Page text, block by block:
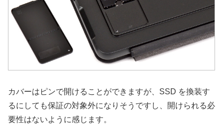
カバーはピンで開けることができますが、SSD を換装す
るにしても保証の対象外になりそうですし、開けられる必
要性はないように感じます。